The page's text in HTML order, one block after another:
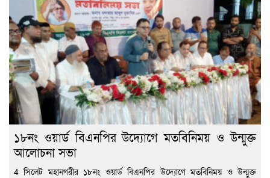
১৮নং ওয়ার্ড বিএনপির উদ্যোগে মতবিনিময় ও উন্মুক্ত
আলোচনা সভা
4 সিলেট মহানগরীর ১৮নং ওয়ার্ড বিএনপির উদ্যোগে মতবিনিময় ও উন্মুক্ত